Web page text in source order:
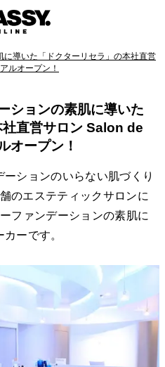
導いた「ドクターリセラ」の本社直営
ルオープン！
ションの素肌に導いた
社直営サロン Salon de
オープン！
ションのいらない肌づくり
のエステティックサロンに
ファンデーションの素肌に
ーです。